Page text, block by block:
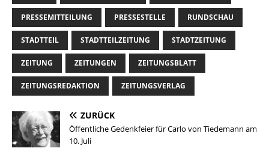
PRESSEMITTEILUNG PRESSESTELLE RUNDSCHAU
STADTTEIL STADTTEILZEITUNG STADTZEITUNG
ZEITUNG ZEITUNGEN ZEITUNGSBLATT
ZEITUNGSREDAKTION ZEITUNGSVERLAG
ZURÜCK
Öffentliche Gedenkfeier für Carlo von Tiedemann am
10. Juli